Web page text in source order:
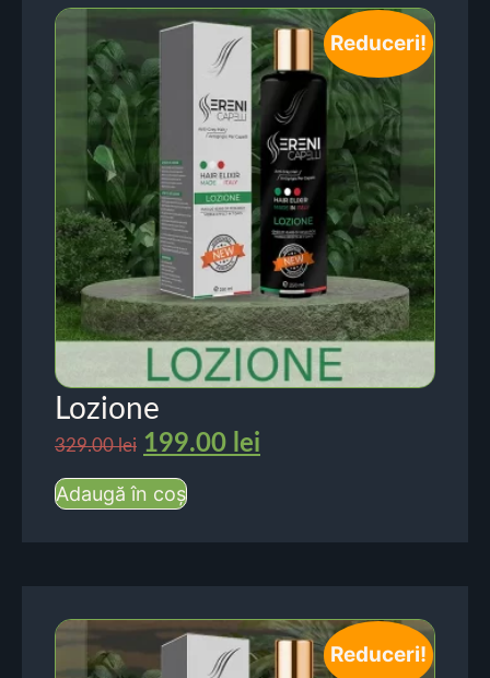
Reduceri!
Lozione
329.00lei 199.00 lei
Adaugă în coș
Reduceri!